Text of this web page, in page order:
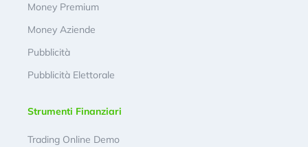
Money Premium
Money Aziende
Pubblicità
Pubblicità Elettorale
Strumenti Finanziari
Trading Online Demo